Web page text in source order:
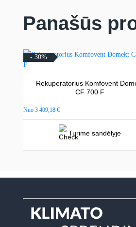
Panašūs
- 30%
Rekuperatorius Komfovent
CF 700 F
Nuo 3 409,18 €
Turime sandėlyje